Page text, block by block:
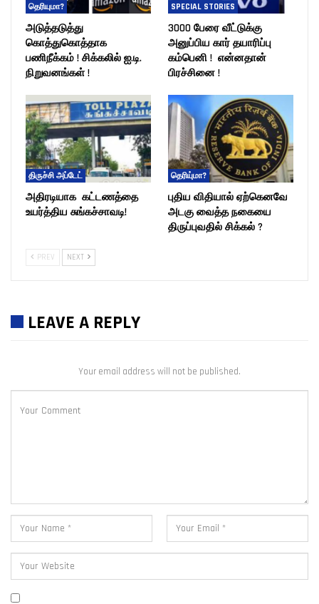
தெரியுமா?
அடுத்தடுத்து
கொத்துகொத்தாக
பணிநீக்கம் ! சிக்கலில் ஐ.டி.
நிறுவனங்கள் !
SPECIAL STORIES
3000 பேரை வீட்டுக்கு
அனுப்பிய கார் தயாரிப்பு
கம்பெனி ! என்னதான்
பிரச்சினை !
திருச்சி அப்டேட்
அதிரடியாக கட்டணத்தை
உயர்த்திய சுங்கச்சாவடி!
தெரியு்மா?
புதிய விதியால் ஏற்கெனவே
அடகு வைத்த நகையை
திருப்புவதில் சிக்கல் ?
PREV NEXT
LEAVE A REPLY
Your email address will not be published.